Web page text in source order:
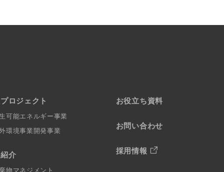
ロジェクト
可能エネルギー事業
環境事業開発事業
介
物マネジメント
お役立ち資料
お問い合わせ
採用情報